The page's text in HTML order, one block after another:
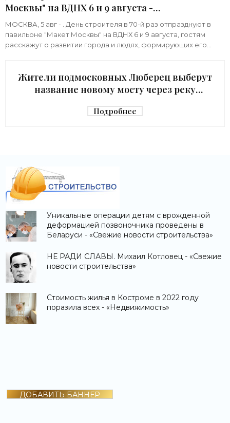
Москвы" на ВДНХ 6 и 9 августа -
«Строительство»
МОСКВА, 5 авг - . День строителя в 70-й раз отпразднуют в
павильоне "Макет Москвы" на ВДНХ 6 и 9 августа, гостям
расскажут о развитии города и людях, формирующих его
Жители подмосковных Люберец выберут
название новому мосту через реку
Подробнее
Уникальные операции детям с врожденной
деформацией позвоночника проведены в
Беларуси - «Свежие новости строительства»
НЕ РАДИ СЛАВЫ. Михаил Котловец - «Свежие
новости строительства»
Стоимость жилья в Костроме в 2022 году
поразила всех - «Недвижимость»
ДОБАВИТЬ БАННЕР